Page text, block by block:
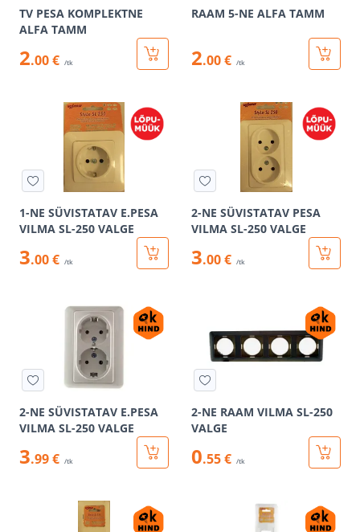
TV PESA KOMPLEKTNE
ALFA TAMM
2.00 € /tk
RAAM 5-NE ALFA TAMM
2.00 € /tk
1-NE SÜVISTATAV E.PESA
VILMA SL-250 VALGE
3.00 € /tk
2-NE SÜVISTATAV PESA
VILMA SL-250 VALGE
3.00 € /tk
2-NE SÜVISTATAV E.PESA
VILMA SL-250 VALGE
3.99 € /tk
2-NE RAAM VILMA SL-250
VALGE
0.55 € /tk